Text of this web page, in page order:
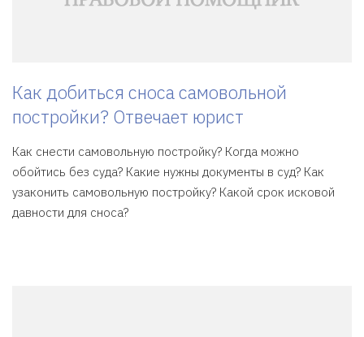
Как добиться сноса самовольной
постройки? Отвечает юрист
Как снести самовольную постройку? Когда можно
обойтись без суда? Какие нужны документы в суд? Как
узаконить самовольную постройку? Какой срок исковой
давности для сноса?